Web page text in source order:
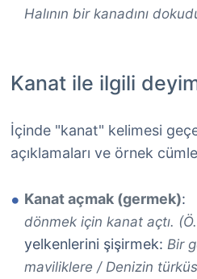
Halının bir kanadını
Kanat ile ilgili
İçinde "kanat" kelimesi
açıklamaları ve örnek
Kanat açmak (germek):
dönmek için kanat açtı.
yelkenlerini şişirmek: Bir
maviliklere / Denizin